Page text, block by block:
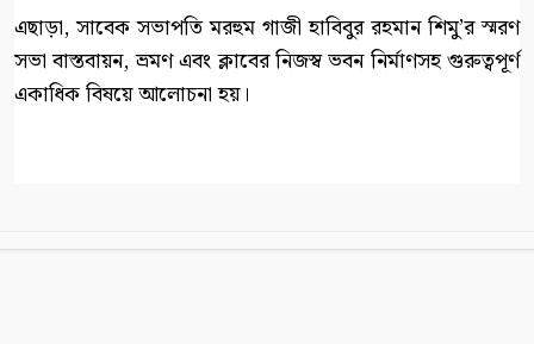
‎এছাড়া, সাবেক সভাপতি মরহুম গাজী হাবিবুর রহমান শিমু’র স্মরণ
সভা বাস্তবায়ন, ভ্রমণ এবং ক্লাবের নিজস্ব ভবন নির্মাণসহ গুরুত্বপূর্ণ
একাধিক বিষয়ে আলোচনা হয়।